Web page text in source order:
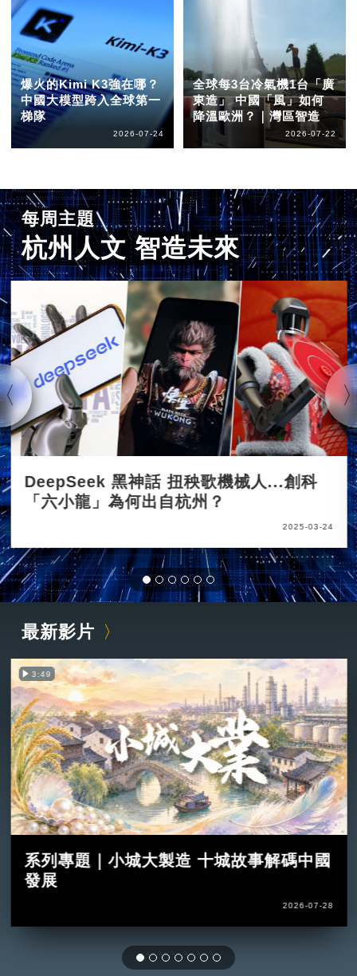
爆火的Kimi K3強在哪？
中國大模型跨入全球第一
梯隊
2026-07-24
全球每3台冷氣機1台「廣
東造」 中國「風」如何
降溫歐洲？｜灣區智造
2026-07-22
每周主題
杭州人文 智造未來
DeepSeek 黑神話 扭秧歌機械人...創科
「六小龍」為何出自杭州？
2025-03-24
最新影片
3:49
系列專題｜小城大製造 十城故事解碼中國
發展
2026-07-28